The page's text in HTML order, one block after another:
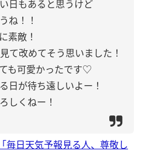
日もあると思うけど
ね！！
素敵！
て改めてそう思いました！
も可愛かったです♡
日が待ち遠しいよー！
しくねー！
毎日天気予報見る人、尊敬し